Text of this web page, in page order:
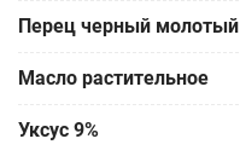
Перец черный молотый
Масло растительное
Уксус 9%